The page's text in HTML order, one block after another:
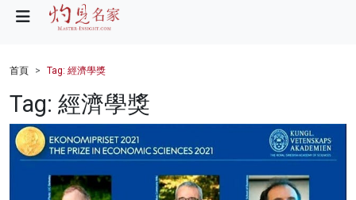
財經
健康
商業
科技
首頁 Tag: 經濟學獎
Tag: 經濟學獎